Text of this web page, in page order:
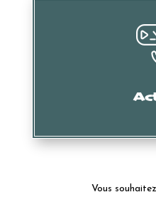
Mise en demeure,
Vous